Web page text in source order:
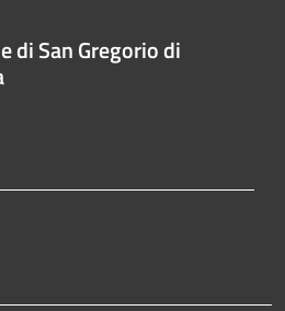
di San Gregorio di